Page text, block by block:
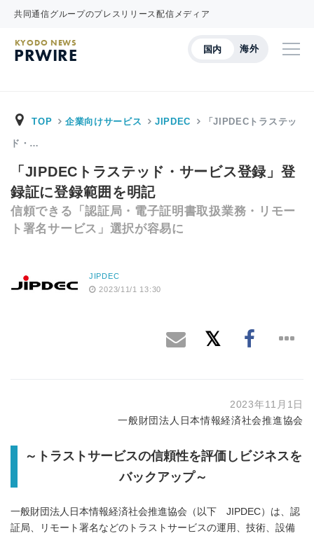
共同通信グループのプレスリリース配信メディア
国内 海外
KYODO NEWS
PRWIRE
TOP 企業向けサービス JIPDEC 「JIPDECトラステッ
ド・…
「JIPDECトラステッド・サービス登録」登
録証に登録範囲を明記
信頼できる「認証局・電子証明書取扱業務・リモー
ト署名サービス」選択が容易に
JIPDEC
2023/11/1 13:30
2023年11月1日
一般財団法人日本情報経済社会推進協会
～トラストサービスの信頼性を評価しビジネスを
バックアップ～
一般財団法人日本情報経済社会推進協会（以下 JIPDEC）は、認
証局、リモート署名などのトラストサービスの運用、技術、設備